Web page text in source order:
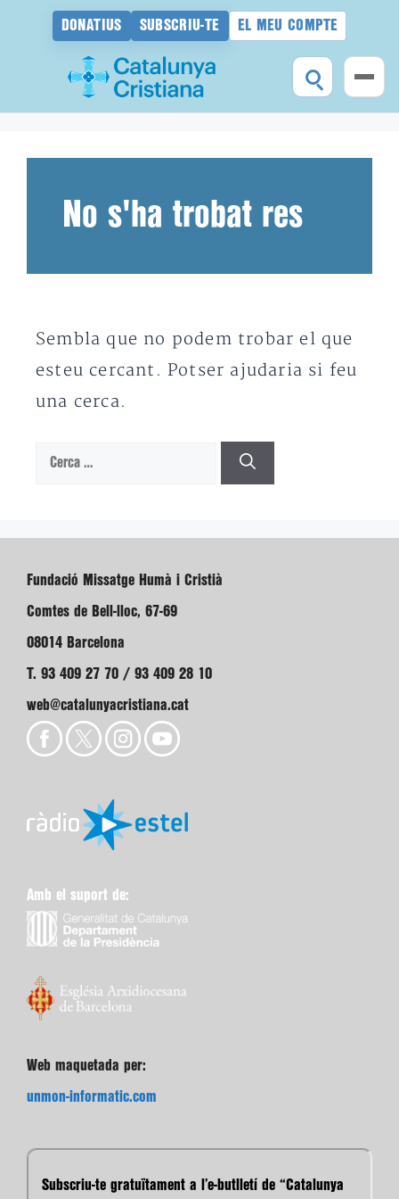
DONATIUS SUBSCRIU-TE EL MEU COMPTE
No s'ha trobat res
Sembla que no podem trobar el que
esteu cercant. Potser ajudaria si feu
una cerca.
Cerca:
Fundació Missatge Humà i Cristià
Comtes de Bell-lloc, 67-69
08014 Barcelona
T. 93 409 27 70 / 93 409 28 10
web@catalunyacristiana.cat
Amb el suport de:
Web maquetada per:
unmon-informatic.com
Subscriu-te gratuïtament a l’e-butlletí de “Catalunya